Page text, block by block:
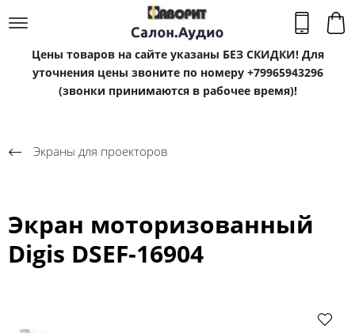
Цены товаров на сайте указаны БЕЗ СКИДКИ! Для
уточнения цены звоните по номеру +79965943296
(звонки принимаются в рабочее время)!
Экраны для проекторов
Экран моторизованный
Digis DSEF-16904